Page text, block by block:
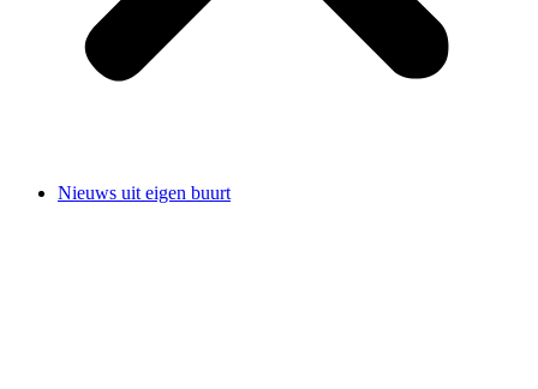
Nieuws uit eigen buurt